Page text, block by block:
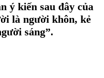
ý kiến sau đây của
là người khôn, kẻ
sáng”.